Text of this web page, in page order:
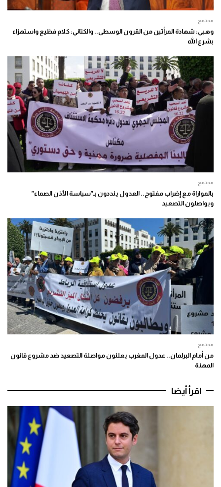
مجتمع
وهبي: شهادة المرأتين من القرون الوسطى.. والكتاني: كلام فظيع واستهزاء
بشرع الله
مجتمع
بالموازاة مع إضراب مفتوح.. العدول ينددون بـ”سياسة الأذن الصماء”
ويواصلون التصعيد
مجتمع
من أمام البرلمان.. عدول المغرب يعلنون مواصلة التصعيد ضد مشروع قانون
المهنة
اقرأ أيضا